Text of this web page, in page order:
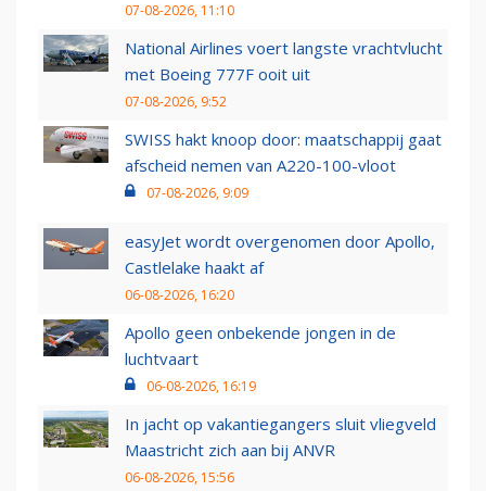
07-08-2026, 11:10
National Airlines voert langste vrachtvlucht
met Boeing 777F ooit uit
07-08-2026, 9:52
SWISS hakt knoop door: maatschappij gaat
afscheid nemen van A220-100-vloot
07-08-2026, 9:09
easyJet wordt overgenomen door Apollo,
Castlelake haakt af
06-08-2026, 16:20
Apollo geen onbekende jongen in de
luchtvaart
06-08-2026, 16:19
In jacht op vakantiegangers sluit vliegveld
Maastricht zich aan bij ANVR
06-08-2026, 15:56